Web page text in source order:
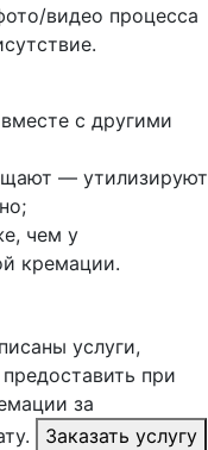
видео процесса
с другими
— утилизируют
чем у
кремации.
услуги,
при
за
Заказать услугу